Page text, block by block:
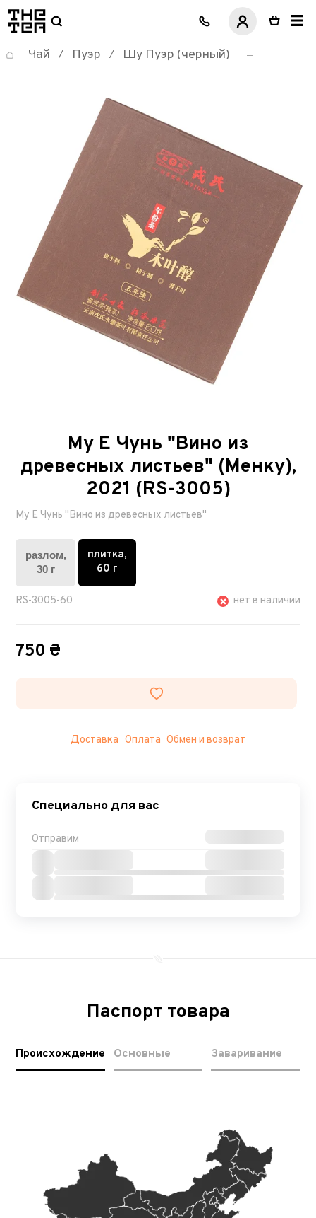
логотип
Чай / Пуэр / Шу Пуэр (черный)
Му Е Чунь "Вино из
древесных листьев" (Менку),
2021 (RS-3005)
Му Е Чунь "Вино из древесных листьев"
разлом,
30 г
плитка,
60 г
RS-3005-60 нет в наличии
750 ₴
Доставка Оплата Обмен и возврат
Специально для вас
Отправим
Паспорт товара
Происхождение Основные Заваривание